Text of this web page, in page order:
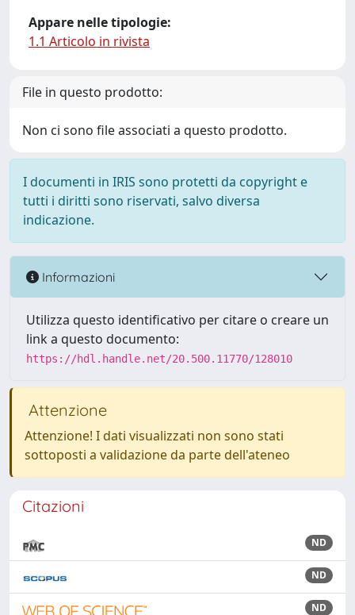
Appare nelle tipologie:
1.1 Articolo in rivista
File in questo prodotto:
Non ci sono file associati a questo prodotto.
I documenti in IRIS sono protetti da copyright e
tutti i diritti sono riservati, salvo diversa
indicazione.
Informazioni
Utilizza questo identificativo per citare o creare un
link a questo documento:
https://hdl.handle.net/20.500.11770/128010
Attenzione
Attenzione! I dati visualizzati non sono stati
sottoposti a validazione da parte dell'ateneo
Citazioni
ND
ND
ND